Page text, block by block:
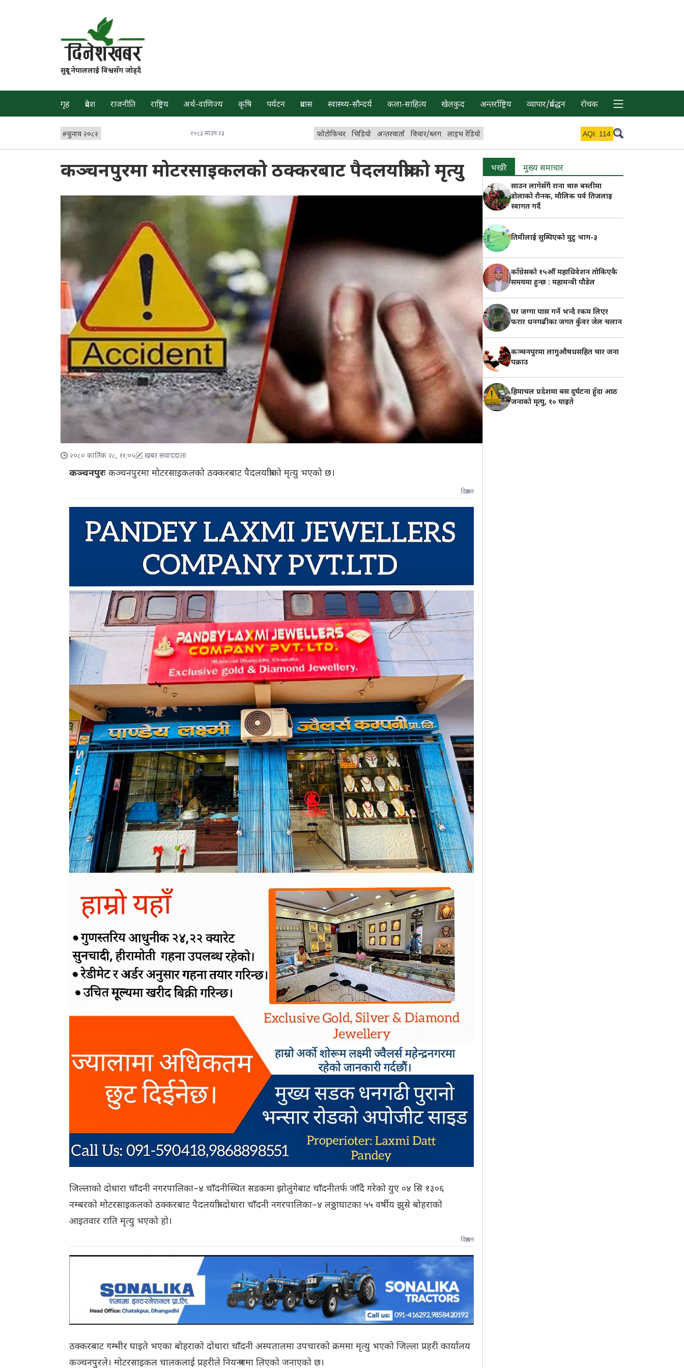
सुदूर नेपाललाई विश्वसँग जोड्दै
गृह प्रदेश राजनीति राष्ट्रिय अर्थ-वाणिज्य कृषि पर्यटन प्रवास स्वास्थ्य-सौन्दर्य कला-साहित्य खेलकुद अन्तर्राष्ट्रिय व्यापार/प्रर्वद्धन रोचक
#चुनाव २०८२ २०८३ साउन २३ फोटोफिचर भिडियो अन्तरवार्ता विचार/ब्लग लाइभ रेडियो AQI: 114
कञ्चनपुरमा मोटरसाइकलको ठक्करबाट पैदलयात्रीको मृत्यु
२०८० कार्तिक २८, ११:०५ खबर संवाददाता
कञ्चनपुरःकञ्चनपुरमा मोटरसाइकलको ठक्करबाट पैदलयात्रीको मृत्यु भएको छ।
विज्ञापन
जिल्लाको दोधारा चाँदनी नगरपालिका–४ चाँदनीस्थित सडकमा झोलुंगेबाट चाँदनीतर्फ जाँदै गरेको युए ०४ सि १३०६
नम्बरको मोटरसाइकलको ठक्करबाट पैदलयात्री दोधारा चाँदनी नगरपालिका–४ लठ्ठाघाटका ५५ वर्षीय झुसे बोहराको
आइतवार राति मृत्यु भएको हो।
विज्ञापन
ठक्करबाट गम्भीर घाइते भएका बोहराको दोधारा चाँदनी अस्पतालमा उपचारको क्रममा मृत्यु भएको जिल्ला प्रहरी कार्यालय
कञ्चनपुरले। मोटरसाइकल चालकलाई प्रहरीले नियन्त्रणमा लिएको जनाएको छ।
भर्खरै मुख्य समाचार
साउन लागेसँगै राना थारु बस्तीमा
डोलाको रौनक, मौलिक पर्व तिजलाइ
स्वागत गर्दै
तिमीलाई सुम्पिएको मुटु भाग-३
काँग्रेसको १५औँ महाधिवेशन तोकिएकै
समयमा हुन्छ : महामन्त्री पौडेल
घर जग्गा पास गर्ने भन्दै रकम लिएर
फरार धनगढीका जगत कुँवर जेल चलान
कञ्चनपुरमा लागुऔषधसहित चार जना
पक्राउ
हिमाचल प्रदेशमा बस दुर्घटना हुँदा आठ
जनाको मृत्यु, १० घाइते